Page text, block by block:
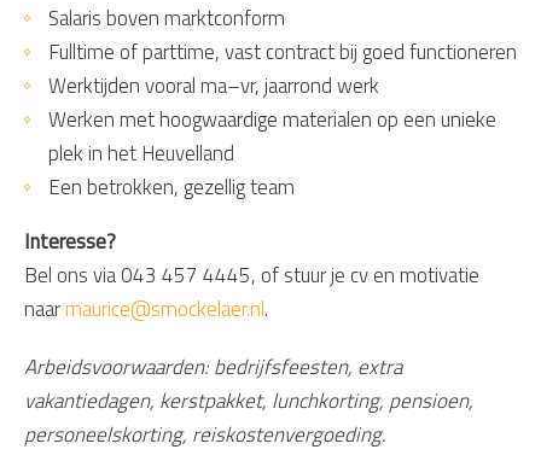
Salaris boven marktconform
Fulltime of parttime, vast contract bij goed functioneren
Werktijden vooral ma–vr, jaarrond werk
Werken met hoogwaardige materialen op een unieke
plek in het Heuvelland
Een betrokken, gezellig team
Interesse?
Bel ons via 043 457 4445, of stuur je cv en motivatie
naarmaurice@smockelaer.nl.
Arbeidsvoorwaarden: bedrijfsfeesten, extra
vakantiedagen, kerstpakket, lunchkorting, pensioen,
personeelskorting, reiskostenvergoeding.